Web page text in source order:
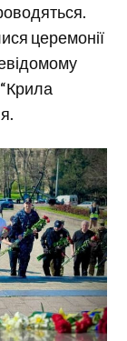
церемонії